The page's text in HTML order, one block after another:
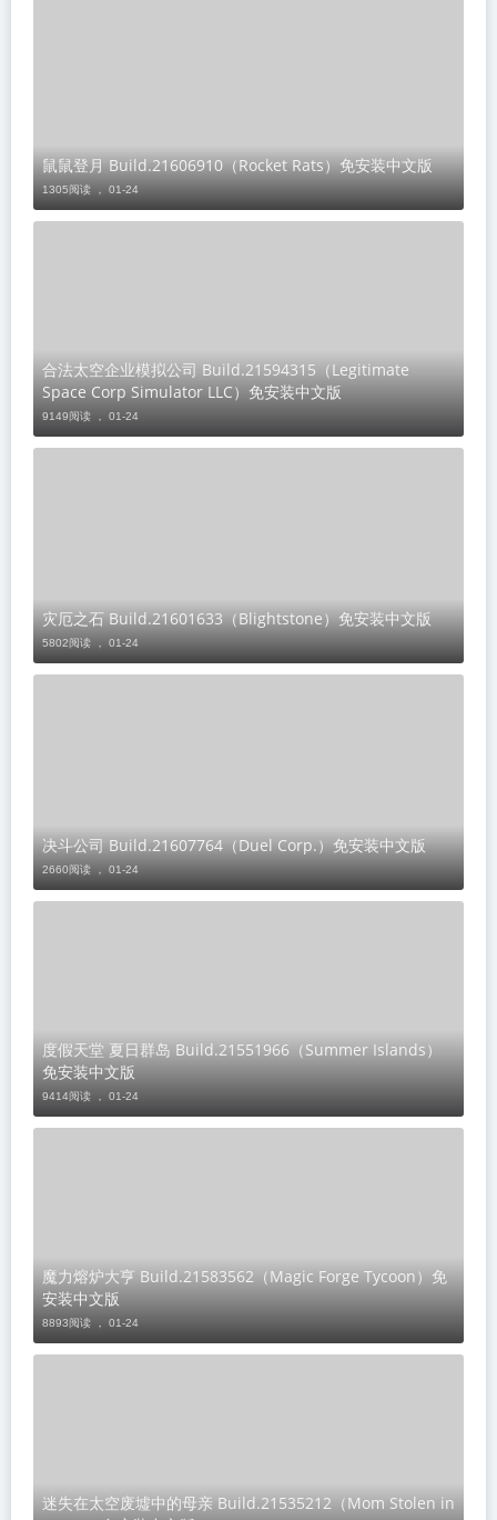
鼠鼠登月 Build.21606910（Rocket Rats）免安装中文版
1305阅读 ， 01-24
合法太空企业模拟公司 Build.21594315（Legitimate
Space Corp Simulator LLC）免安装中文版
9149阅读 ， 01-24
灾厄之石 Build.21601633（Blightstone）免安装中文版
5802阅读 ， 01-24
决斗公司 Build.21607764（Duel Corp.）免安装中文版
2660阅读 ， 01-24
度假天堂 夏日群岛 Build.21551966（Summer Islands）
免安装中文版
9414阅读 ， 01-24
魔力熔炉大亨 Build.21583562（Magic Forge Tycoon）免
安装中文版
8893阅读 ， 01-24
迷失在太空废墟中的母亲 Build.21535212（Mom Stolen in